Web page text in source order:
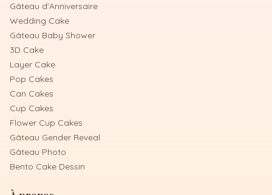
Gâteau d'Anniversaire
Wedding Cake
Gâteau Baby Shower
3D Cake
Layer Cake
Pop Cakes
Can Cakes
Cup Cakes
Flower Cup Cakes
Gâteau Gender Reveal
Gâteau Photo
Bento Cake Dessin